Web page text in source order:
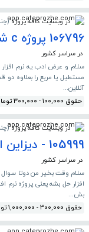
در وبسایت کافه پروژه (
106796 پروژه c شارپ
در سراسر کشور
سلام و عرض ادب یه نرم
مستطیل یا مربع را بعلاوه دو
آنلاین...
حقوق 100,000 - 300,000 تومان
در وبسایت کافه پروژه (
105999 - دیزاین اکسپرت
در سراسر کشور
افزار حل بشه یعنی پروژه نرم
بش...
حقوق 300,000 - 1,000,000 تومان